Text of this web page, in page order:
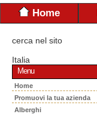
Home
cerca nel sito
Italia
Menu
Home
Promuovi la tua azienda
Alberghi